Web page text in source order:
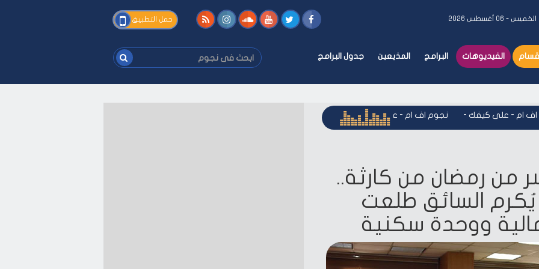
الخميس - ٠٦ أغسطس ٢٠٢٦ حمل التطبيق
الفيديوهات البرامج المذيعين جدول البرامج
ابحث
فى
فى
- ام - على كيفك - نجوم اف ام - على كيفك نجوم اف ام - على كيفك
من رمضان من كارثة..
السائق طلعت
ووحدة سكنية